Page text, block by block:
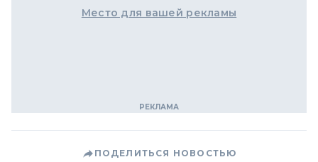
Место для вашей рекламы
ПОДЕЛИТЬСЯ НОВОСТЬЮ